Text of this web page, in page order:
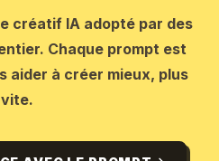
créatif IA adopté par des
Chaque prompt est
aider à créer mieux, plus
vite.